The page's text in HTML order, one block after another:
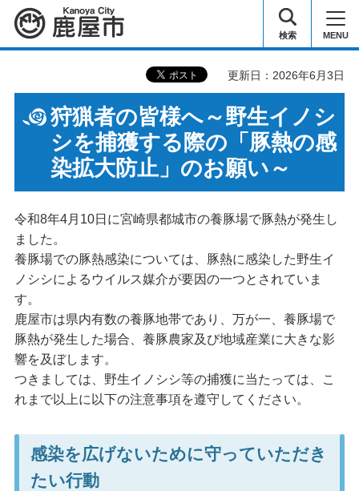
鹿屋市 検索 MENU
更新日：2026年6月3日
狩猟者の皆様へ～野生イノシ
シを捕獲する際の「豚熱の感
染拡大防止」のお願い～
令和8年4月10日に宮崎県都城市の養豚場で豚熱が発生し
ました。
養豚場での豚熱感染については、豚熱に感染した野生イ
ノシシによるウイルス媒介が要因の一つとされていま
す。
鹿屋市は県内有数の養豚地帯であり、万が一、養豚場で
豚熱が発生した場合、養豚農家及び地域産業に大きな影
響を及ぼします。
つきましては、野生イノシシ等の捕獲に当たっては、こ
れまで以上に以下の注意事項を遵守してください。
感染を広げないために守っていただき
たい行動